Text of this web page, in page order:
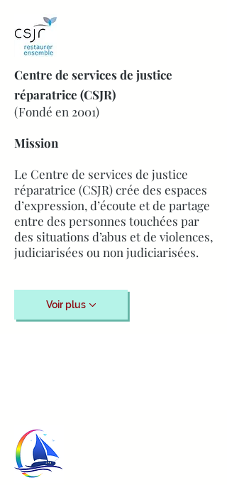
Centre de services de justice
réparatrice (CSJR)
(Fondé en 2001)
Mission
Le Centre de services de justice
réparatrice (CSJR) crée des espaces
d’expression, d’écoute et de partage
entre des personnes touchées par
des situations d’abus et de violences,
judiciarisées ou non judiciarisées.
Voir plus